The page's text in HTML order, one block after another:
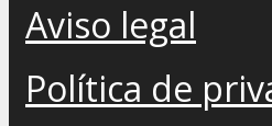
Aviso legal
Política de